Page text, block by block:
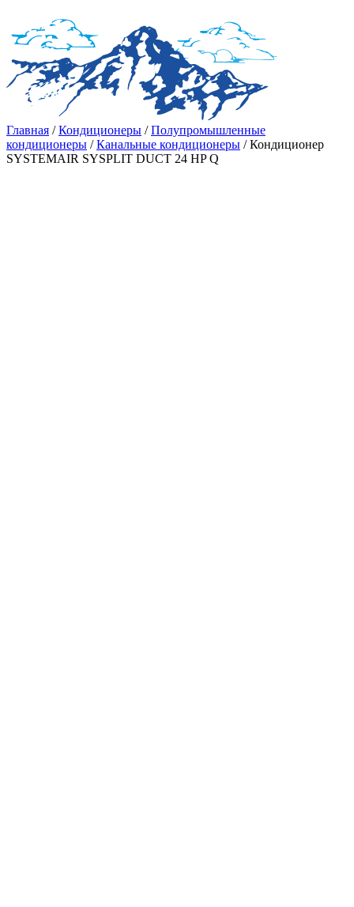
Главная /Кондиционеры /Полупромышленные
кондиционеры /Канальные кондиционеры / Кондиционер
SYSTEMAIR SYSPLIT DUCT 24 HP Q